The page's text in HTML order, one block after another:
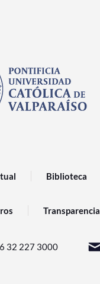
Biblioteca
Transparencia
32 227 3000